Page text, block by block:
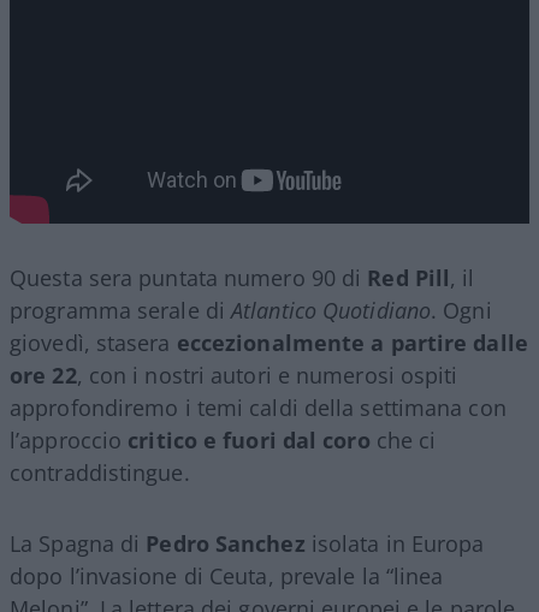
Questa sera puntata numero 90 di Red Pill, il
programma serale diAtlantico Quotidiano. Ogni
giovedì, stasera eccezionalmente a partire dalle
ore 22, con i nostri autori e numerosi ospiti
approfondiremo i temi caldi della settimana con
l’approccio critico e fuori dal coro che ci
contraddistingue.
La Spagna di Pedro Sanchez isolata in Europa
dopo l’invasione di Ceuta, prevale la “linea